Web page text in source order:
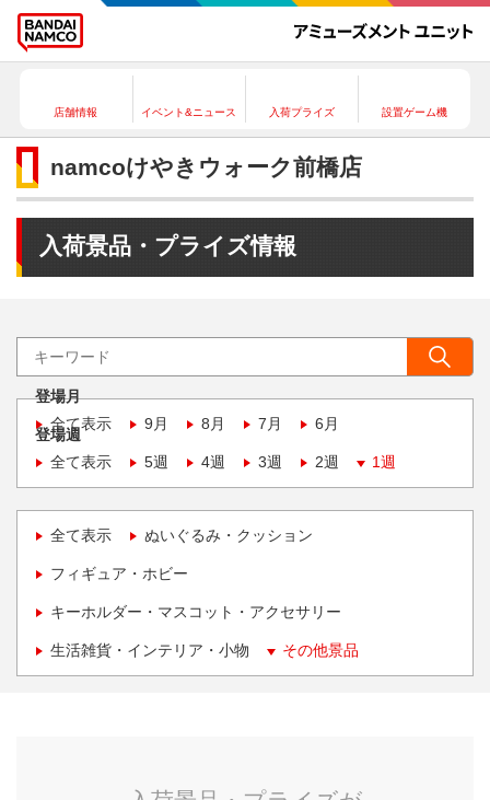
店舗情報 イベント&ニュース 入荷プライズ 設置ゲーム機
namcoけやきウォーク前橋店
入荷景品・プライズ情報
登場月
全て表示
9月 8月 7月 6月
登場週
全て表示
5週 4週 3週 2週 1週
全て表示 ぬいぐるみ・クッション
フィギュア・ホビー
キーホルダー・マスコット・アクセサリー
生活雑貨・インテリア・小物 その他景品